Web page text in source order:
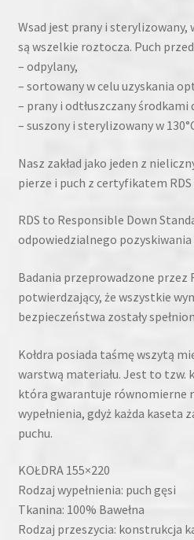
Wsad jest prany i sterylizowany,
są wszelkie roztocza. Puch
– odpylany,
– sortowany w celu uzyskania
– prany i odtłuszczany
– suszony i sterylizowany w
Nasz zakład jako jeden z
pierze i puch z certyfikatem RDS
RDS to Responsible Down
odpowiedzialnego pozyskiwania
Badania przeprowadzone przez
potwierdzający, że wszystkie
bezpieczeństwa zostały
Kołdra posiada taśmę wszytą
warstwą materiału. Jest to tzw.
która gwarantuje równomierne
wypełnienia, gdyż każda kaseta
puchu.
KOŁDRA 155×220
Rodzaj wypełnienia: puch gęsi
Tkanina: 100% Bawełna
Rodzaj przeszycia: konstrukcja